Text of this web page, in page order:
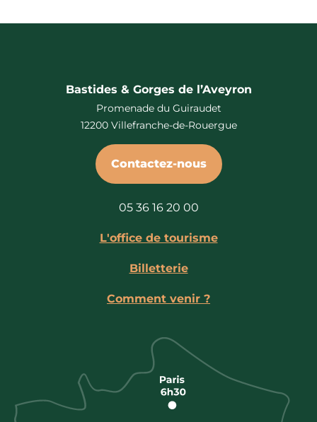
Bastides & Gorges de l’Aveyron
Promenade du Guiraudet
12200 Villefranche-de-Rouergue
Contactez-nous
05 36 16 20 00
L'office de tourisme
Billetterie
Comment venir ?